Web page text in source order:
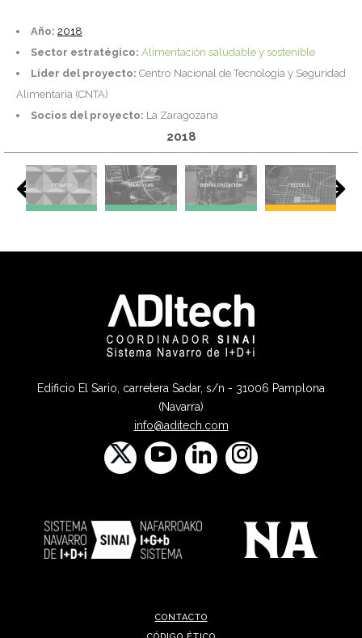
Año: 2018
Sector estratégico: Alimentación saludable y sostenible
Líder del proyecto: Centro Nacional de Tecnología y Seguridad
Alimentaria (CNTA)
Socios del proyecto: La Zaragozana
2018
Edificio El Sario, carretera Sadar, s/n - 31006 Pamplona
(Navarra)
info@aditech.com
CONTACTO